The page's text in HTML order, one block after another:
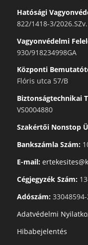
Hatósági
822/1418-3/2026.SZv.
Vagyonvédelmi
930/918234998GA
Központi
Flóris utca 57/B
Biztonságtechnikai
VS0004880
Szakértői Nonstop
Bankszámla Szám:
E-mail:
Cégjegyzék Szám:
Adószám:33048594-
Adatvédelmi
Hibabejelentés